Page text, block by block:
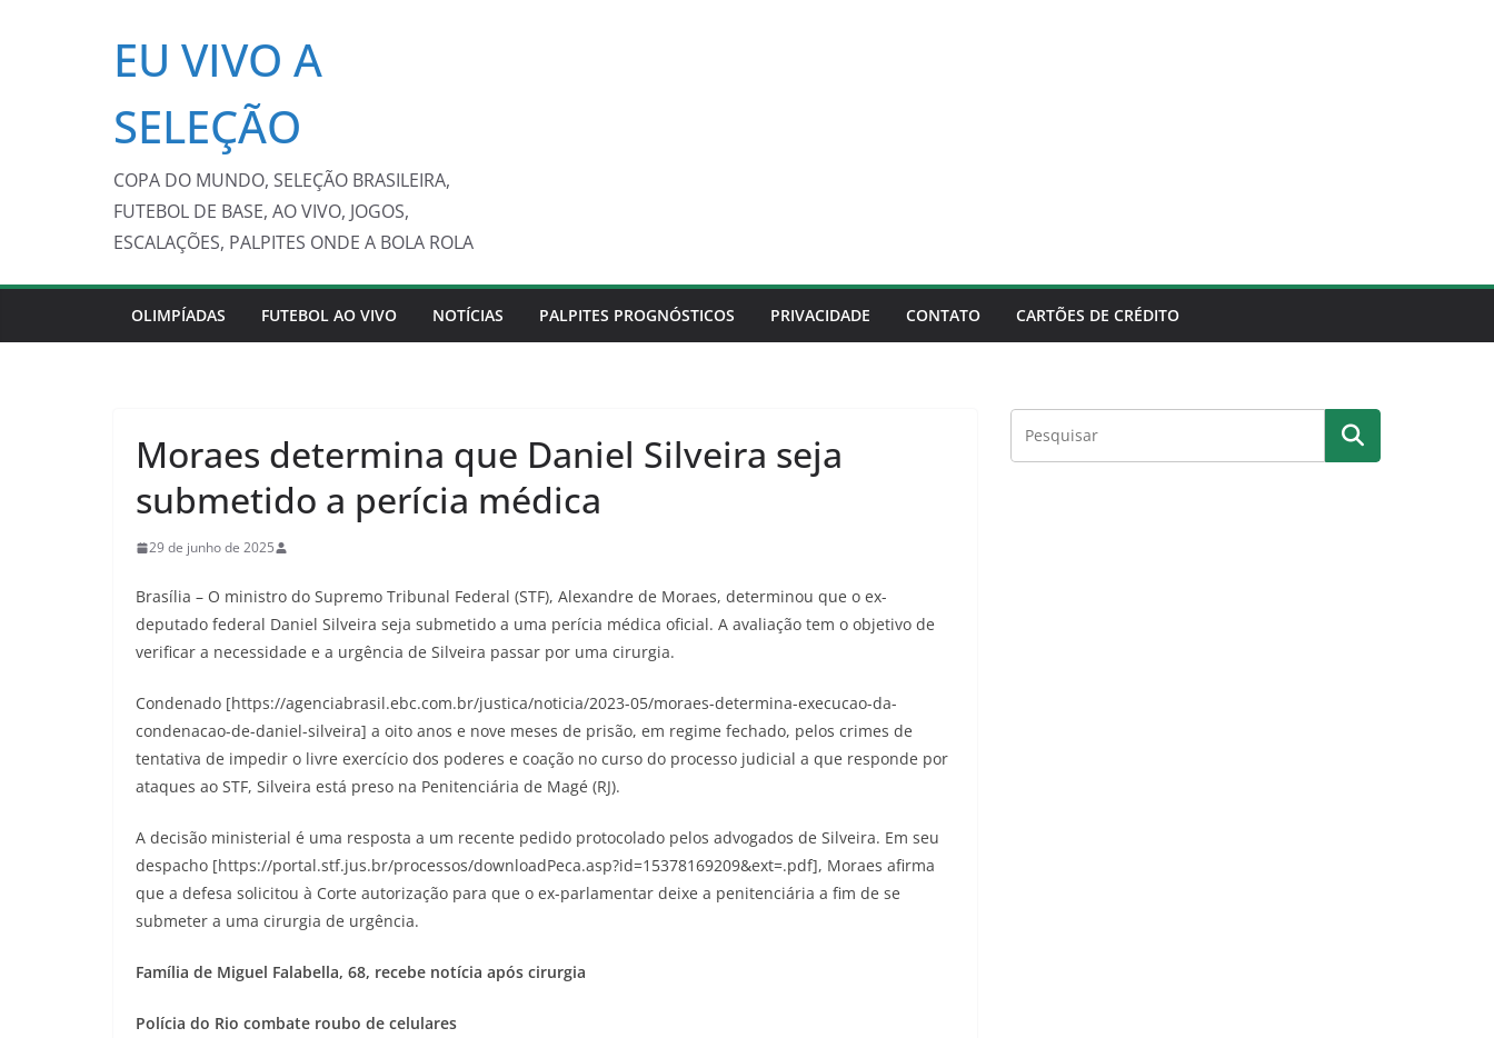
EU VIVO A
SELEÇÃO
COPA DO MUNDO, SELEÇÃO BRASILEIRA,
FUTEBOL DE BASE, AO VIVO, JOGOS,
ESCALAÇÕES, PALPITES ONDE A BOLA ROLA
OLIMPÍADAS FUTEBOL AO VIVO NOTÍCIAS PALPITES PROGNÓSTICOS PRIVACIDADE CONTATO CARTÕES DE CRÉDITO
Moraes determina que Daniel Silveira seja
submetido a perícia médica
29 de junho de 2025
Brasília – O ministro do Supremo Tribunal Federal (STF), Alexandre de Moraes, determinou que o ex-
deputado federal Daniel Silveira seja submetido a uma perícia médica oficial. A avaliação tem o objetivo de
verificar a necessidade e a urgência de Silveira passar por uma cirurgia.
Condenado [https://agenciabrasil.ebc.com.br/justica/noticia/2023-05/moraes-determina-execucao-da-
condenacao-de-daniel-silveira] a oito anos e nove meses de prisão, em regime fechado, pelos crimes de
tentativa de impedir o livre exercício dos poderes e coação no curso do processo judicial a que responde por
ataques ao STF, Silveira está preso na Penitenciária de Magé (RJ).
A decisão ministerial é uma resposta a um recente pedido protocolado pelos advogados de Silveira. Em seu
despacho [https://portal.stf.jus.br/processos/downloadPeca.asp?id=15378169209&ext=.pdf], Moraes afirma
que a defesa solicitou à Corte autorização para que o ex-parlamentar deixe a penitenciária a fim de se
submeter a uma cirurgia de urgência.
Família de Miguel Falabella, 68, recebe notícia após cirurgia
Polícia do Rio combate roubo de celulares